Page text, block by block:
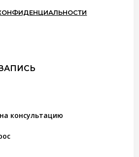
консультацию